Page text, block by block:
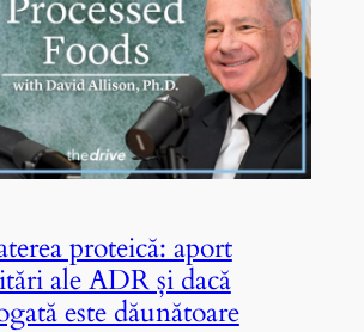
proteică: aport
ale ADR și dacă
este dăunătoare